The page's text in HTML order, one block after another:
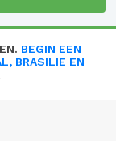
BEGIN EEN
BRASILIE EN